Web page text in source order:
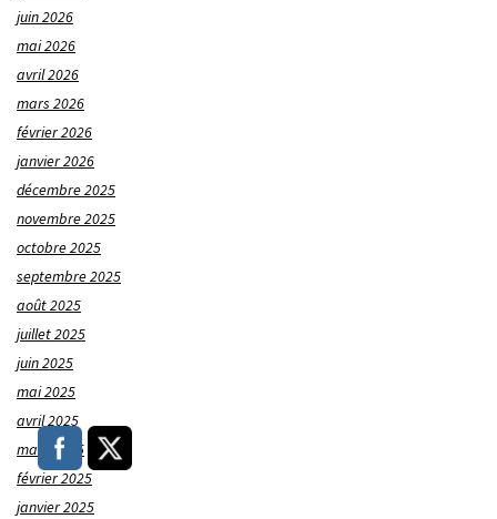
juin 2026
mai 2026
avril 2026
mars 2026
février 2026
janvier 2026
décembre 2025
novembre 2025
octobre 2025
septembre 2025
août 2025
juillet 2025
juin 2025
mai 2025
avril 2025
mars 2025
février 2025
janvier 2025